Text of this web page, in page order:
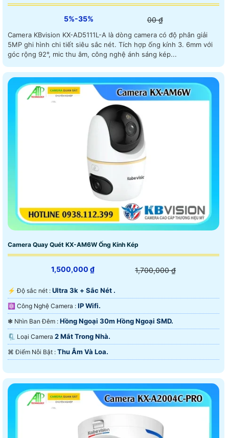
5%-35% 00 ₫
Camera KBvision KX-AD5111L-A là dòng camera có độ phân giải
5MP ghi hình chi tiết siêu sắc nét. Tích hợp ống kính 3. 6mm với
góc rộng 92°, mic thu âm, công nghệ ánh sáng kép...
Camera Quay Quét KX-AM6W Ống Kính Kép
1,500,000 ₫ 1,700,000 ₫
️⚡ Độ sắc nét : Ultra 3k + Sắc Nét .
⚛️ Công Nghệ Camera : IP Wifi.
❃ Nhìn Ban Đêm : Hồng Ngoại 30m Hồng Ngoại SMD.
🗜️ Loại Camera 2 Mắt Trong Nhà.
️⌘ Điểm Nỗi Bật : Thu Âm Và Loa.